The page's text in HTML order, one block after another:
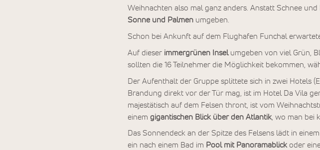
Weihnachten also mal ganz anders. Anstatt Schnee
Sonne und Palmen umgeben.
Schon bei Ankunft auf dem Flughafen Funchal
Auf dieser immergrünen Inselumgeben von viel Grün,
sollten die 16 Teilnehmer die Möglichkeit bekommen,
Der Aufenthalt der Gruppe splittete sich in zwei Hotels
Brandung direkt vor der Tür mag, ist im Hotel Da Vila
majestätisch auf dem Felsen thront, ist vom
einem gigantischen Blick über den Atlantik , wo man
Das Sonnendeck an der Spitze des Felsens lädt in
ein nach einem Bad im Pool mit Panoramablickoder